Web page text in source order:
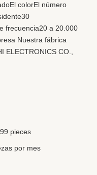
colorEl número
frecuencia20 a 20.000
Nuestra fábrica
ELECTRONICS CO.,
pieces
por mes